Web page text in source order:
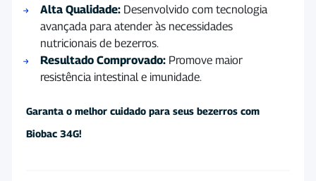
Alta Qualidade: Desenvolvido com tecnologia
avançada para atender às necessidades
nutricionais de bezerros.
Resultado Comprovado: Promove maior
resistência intestinal e imunidade.
Garanta o melhor cuidado para seus bezerros com
Biobac 34G!